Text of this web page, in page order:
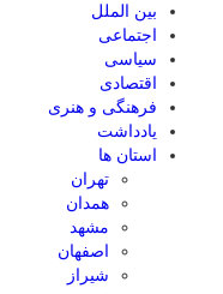
بین الملل
اجتماعی
سیاسی
اقتصادی
فرهنگی و هنری
یادداشت
استان ها
تهران
همدان
مشهد
اصفهان
شیراز